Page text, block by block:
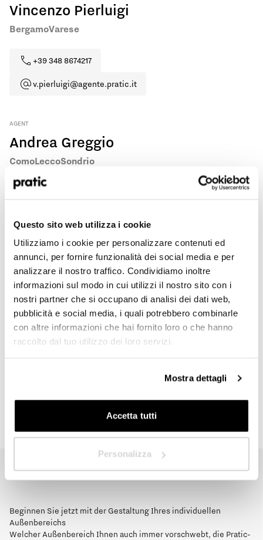
Questo sito web utilizza i cookie
Utilizziamo i cookie per personalizzare contenuti ed
annunci, per fornire funzionalità dei social media e per
analizzare il nostro traffico. Condividiamo inoltre
informazioni sul modo in cui utilizzi il nostro sito con i
nostri partner che si occupano di analisi dei dati web,
pubblicità e social media, i quali potrebbero combinarle
con altre informazioni che hai fornito loro o che hanno
raccolto dal tuo utilizzo dei loro servizi.
Mostra dettagli
Accetta tutti
Personalizza
Vincenzo Pierluigi
BergamoVarese
+39 348 8674217
v.pierluigi@agente.pratic.it
AGENT
Andrea Greggio
ComoLeccoSondrio
Andere Städte
MILANOBERGAMOBRESCIA COMOCREMONALECCOLODI
MONZA E BRIANZA PAVIA
Andere Regionen
TOSKANA TRENTINO SÜDTIROL
Beginnen Sie jetzt mit der Gestaltung Ihres individuellen
Außenbereichs
Welcher Außenbereich Ihnen auch immer vorschwebt, die Pratic-
HoReCa
Designer/Architekt
Privat
Händler